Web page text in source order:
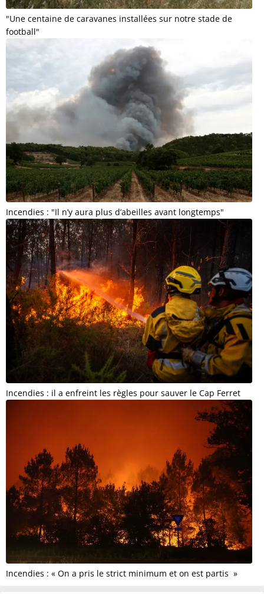
"Une centaine de caravanes installées sur notre stade de
football"
Incendies : "Il n’y aura plus d’abeilles avant longtemps"
Incendies : il a enfreint les règles pour sauver le Cap Ferret
Incendies : « On a pris le strict minimum et on est partis »